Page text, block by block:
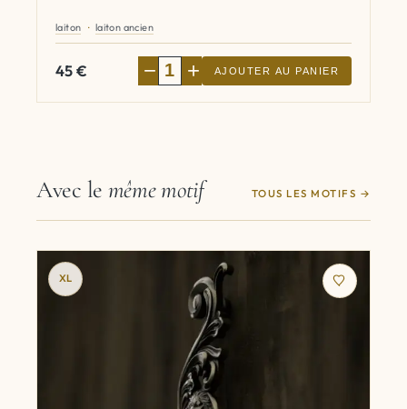
laiton laiton ancien
45€ − + AJOUTER AU PANIER
Avec le même motif TOUS LES MOTIFS
XL